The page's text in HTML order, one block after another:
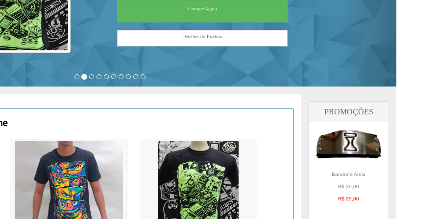
Compre Agora
Detalhes do Produto
PROMOÇÕES
Bandana Areia
R$ 30,00
R$ 25,00